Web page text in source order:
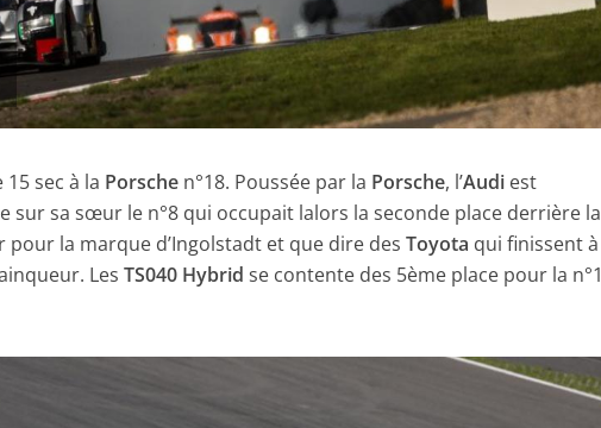
15 sec à la Porsche n°18. Poussée par la Porsche, l’Audi est
sur sa sœur le n°8 qui occupait lalors la seconde place derrière la
pour la marque d’Ingolstadt et que dire desToyota qui finissent à
LesTS040 Hybrid se contente des 5ème place pour la n°1